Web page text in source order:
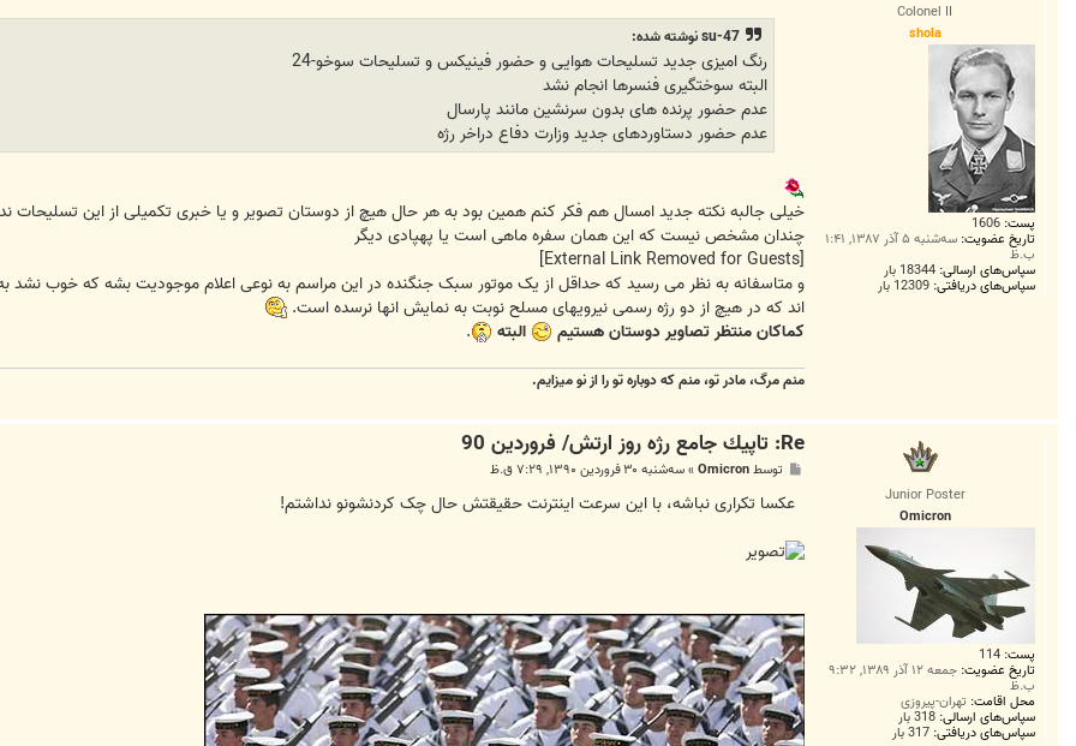
Colonel II
shola
پست: 1606
تاریخ عضویت: سه‌شنبه ۵ آذر ۱۳۸۷, ۱:۴۱
ب.ظ
سپاس‌های ارسالی: 18344 بار
سپاس‌های دریافتی: 12309 بار
su-47 نوشته شده:
رنگ امیزی جدید تسلیحات هوایی و حضور فینیکس و تسلیحات سوخو-24
البته سوختگیری فنسرها انجام نشد
عدم حضور پرنده های بدون سرنشین مانند پارسال
عدم حضور دستاوردهای جدید وزارت دفاع دراخر رژه
خیلی جالبه نکته جدید امسال هم فکر کنم همین بود به هر حال هیچ از دوستان تصویر و یا خبری تکمیلی از این تسلیحات
چندان مشخص نیست که این همان سفره ماهی است یا پهپادی دیگر
[External Link Removed for Guests]
و متاسفانه به نظر می رسید که حداقل از یک موتور سبک جنگنده در این مراسم به نوعی اعلام موجودیت بشه که خوب نشد
اند که در هیچ از دو رژه رسمی نیرویهای مسلح نوبت به نمایش انها نرسده است.
کماکان منتظر تصاویر دوستان هستیم
البته .
منم مرگ، مادر تو، منم که دوباره تو را از نو میزایم.
Junior Poster
Omicron
پست: 114
تاریخ عضویت: جمعه ۱۲ آذر ۱۳۸۹, ۹:۳۲
ب.ظ
محل اقامت: تهران-پیروزی
سپاس‌های ارسالی: 318 بار
سپاس‌های دریافتی: 317 بار
Re: تاپيك جامع رژه روز ارتش/ فروردين 90
ت
توسطOmicron
»سه‌شنبه ۳۰ فروردین ۱۳۹۰, ۷:۲۹ ق.ظ
عکسا تکراری نباشه، با این سرعت اینترنت حقیقتش حال چک کردنشونو نداشتم!